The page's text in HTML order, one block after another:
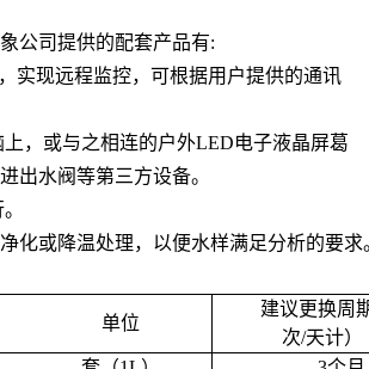
公司提供的配套产品有:
，实现远程监控，可根据用户提供的通讯
，或与之相连的户外LED电子液晶屏葛
出水阀等第三方设备。
化或降温处理，以便水样满足分析的要求
单位
建议更换周
次/天计）